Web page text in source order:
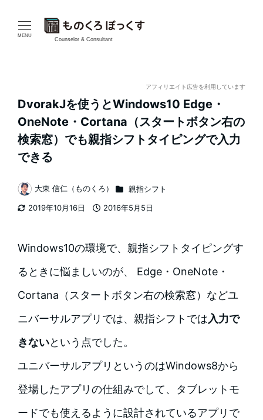
MENU
Counselor & Consultant
アフィリエイト広告を利用しています
DvorakJを使うとWindows10 Edge・
OneNote・Cortana（スタートボタン右の
検索窓）でも親指シフトタイピングで入力
できる
2019年10月16日
2016年5月5日
著
者
大東 信仁（ものくろ） カテゴリー
親指シフト
Windows10の環境で、親指シフトタイピングす
るときに悩ましいのが、 Edge・OneNote・
Cortana（スタートボタン右の検索窓）などユ
ニバーサルアプリでは、親指シフトでは入力で
きないという点でした。
ユニバーサルアプリというのはWindows8から
登場したアプリの仕組みでして、タブレットモ
ードでも使えるように設計されているアプリで